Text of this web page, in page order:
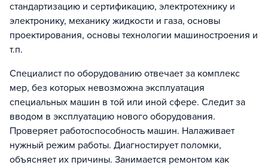
стандартизацию и сертификацию, электротехнику и
электронику, механику жидкости и газа, основы
проектирования, основы технологии машиностроения и
т.п.
Специалист по оборудованию отвечает за комплекс
мер, без которых невозможна эксплуатация
специальных машин в той или иной сфере. Следит за
вводом в эксплуатацию нового оборудования.
Проверяет работоспособность машин. Налаживает
нужный режим работы. Диагностирует поломки,
объясняет их причины. Занимается ремонтом как